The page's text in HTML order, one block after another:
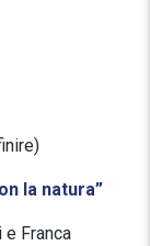
la natura”
Franca